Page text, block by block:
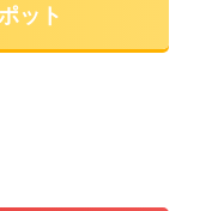
ット